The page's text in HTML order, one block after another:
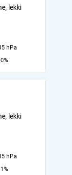
lekki
hPa
lekki
hPa